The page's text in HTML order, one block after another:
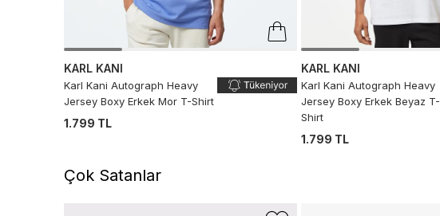
KARL KANI
Karl Kani Autograph Heavy
Jersey Boxy Erkek Mor T-Shirt
1.799 TL
KARL KANI
Karl Kani Autograph Heavy
Jersey Boxy Erkek Beyaz T-
Shirt
1.799 TL
Çok Satanlar